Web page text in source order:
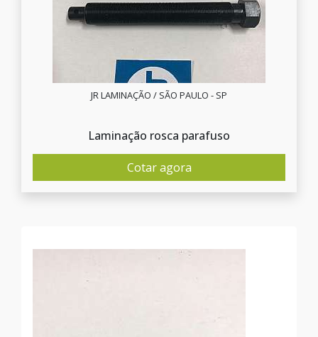
JR LAMINAÇÃO / SÃO PAULO - SP
Laminação rosca parafuso
Cotar agora